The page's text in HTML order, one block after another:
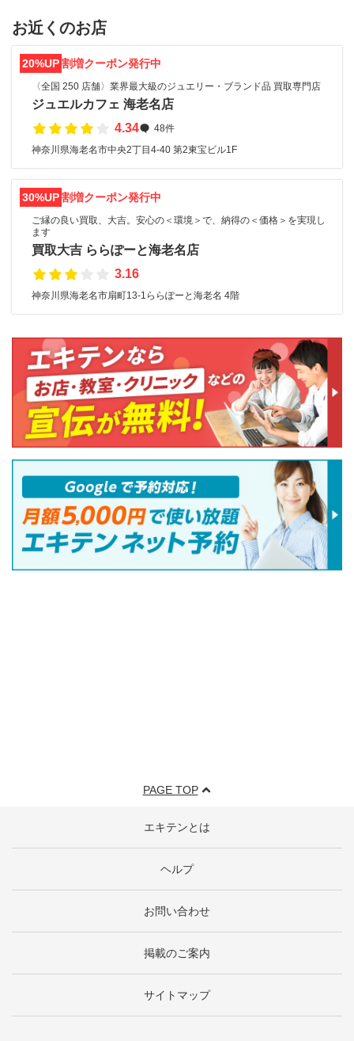
お近くのお店
20%UP割増クーポン発行中
〈全国 250 店舗〉業界最大級のジュエリー・ブランド品 買取専門店
ジュエルカフェ 海老名店
4.34
48件
神奈川県海老名市中央2丁目4-40 第2東宝ビル1F
30%UP割増クーポン発行中
ご縁の良い買取、大吉。安心の＜環境＞で、納得の＜価格＞を実現し
ます
買取大吉 ららぽーと海老名店
3.16
神奈川県海老名市扇町13-1ららぽーと海老名 4階
PAGE TOP
エキテンとは
ヘルプ
お問い合わせ
掲載のご案内
サイトマップ